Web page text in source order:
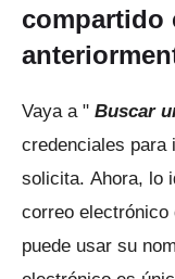
compartido
Vaya a " Buscar
credenciales para
solicita. Ahora, lo
correo electrónico
puede usar su